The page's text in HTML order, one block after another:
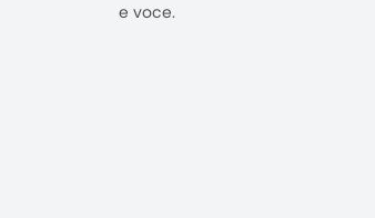
e voce.